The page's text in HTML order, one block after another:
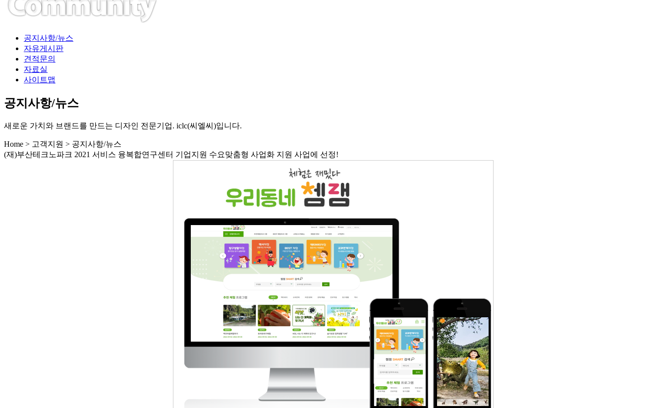
공지사항/뉴스
자유게시판
견적문의
자료실
사이트맵
공지사항/뉴스
새로운 가치와 브랜드를 만드는 디자인 전문기업. iclc(씨엘씨)입니다.
Home > 고객지원 > 공지사항/뉴스
(재)부산테크노파크 2021 서비스 융복합연구센터 기업지원 수요맞춤형 사업화 지원 사업에 선정!